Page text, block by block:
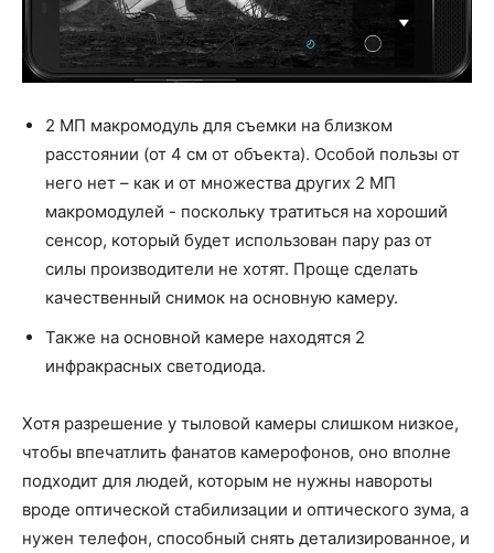
2 МП макромодуль для съемки на близком
расстоянии (от 4 см от объекта). Особой пользы от
него нет – как и от множества других 2 МП
макромодулей - поскольку тратиться на хороший
сенсор, который будет использован пару раз от
силы производители не хотят. Проще сделать
качественный снимок на основную камеру.
Также на основной камере находятся 2 ​​
инфракрасных светодиода.
Хотя разрешение у тыловой камеры слишком низкое,
чтобы впечатлить фанатов камерофонов, оно вполне
подходит для людей, которым не нужны навороты
вроде оптической стабилизации и оптического зума, а
нужен телефон, способный снять детализированное, и